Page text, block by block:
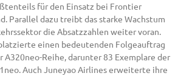
für den Einsatz bei Frontier
Parallel dazu treibt das starke Wachstum
die Absatzzahlen weiter voran.
einen bedeutenden Folgeauftrag
A320neo-Reihe, darunter 83 Exemplare der
Auch Juneyao Airlines erweiterte ihre